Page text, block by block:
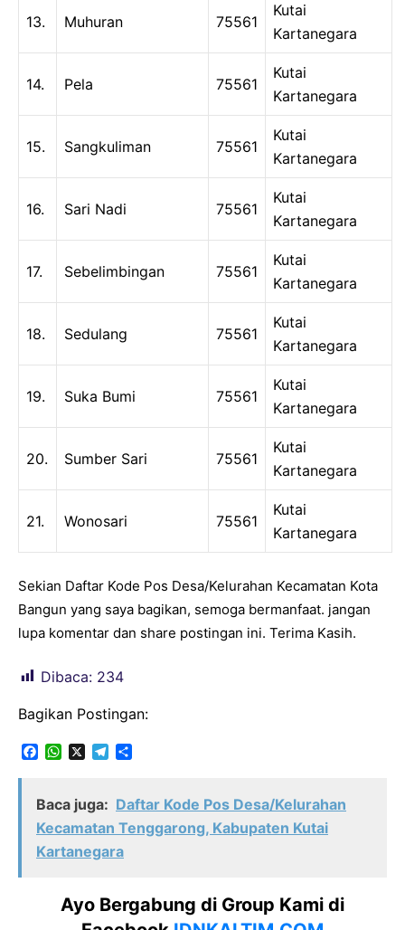
13. Muhuran 75561
Kutai
Kartanegara
14. Pela 75561
Kutai
Kartanegara
15. Sangkuliman 75561
Kutai
Kartanegara
16. Sari Nadi 75561
Kutai
Kartanegara
17. Sebelimbingan 75561
Kutai
Kartanegara
18. Sedulang 75561
Kutai
Kartanegara
19. Suka Bumi 75561
Kutai
Kartanegara
20. Sumber Sari 75561
Kutai
Kartanegara
21. Wonosari 75561
Kutai
Kartanegara
Sekian Daftar Kode Pos Desa/Kelurahan Kecamatan Kota
Bangun yang saya bagikan, semoga bermanfaat. jangan
lupa komentar dan share postingan ini. Terima Kasih.
Dibaca: 234
Bagikan Postingan:
F
e
o
o
W
t
A
p
X
T
g
r
a
r
e
Baca juga: Daftar Kode Pos Desa/Kelurahan
Kecamatan Tenggarong, Kabupaten Kutai
Kartanegara
Ayo Bergabung di Group Kami di